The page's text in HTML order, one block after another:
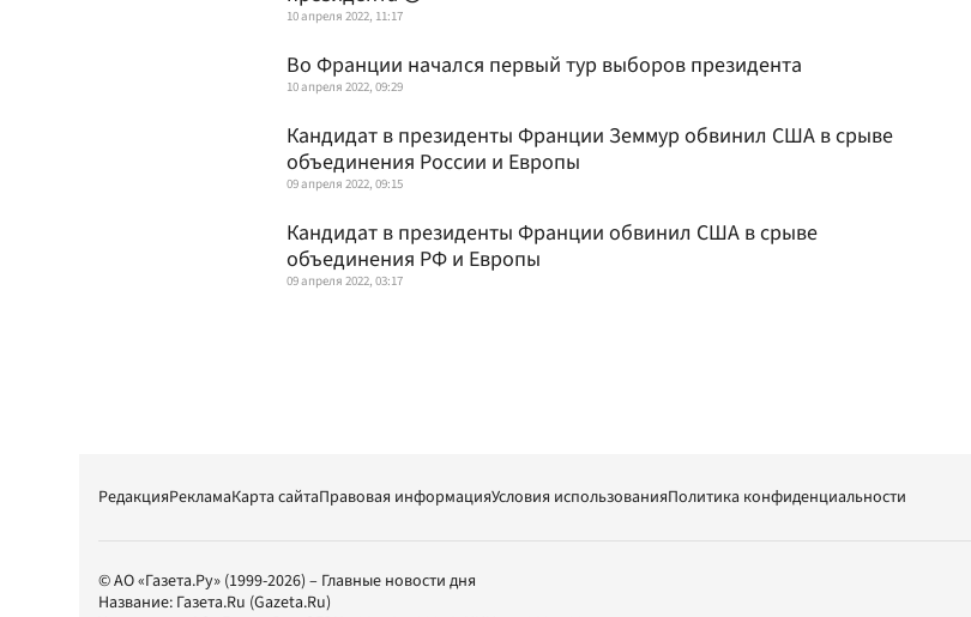
10 апреля 2022, 11:17
Во Франции начался первый тур выборов президента
10 апреля 2022, 09:29
Кандидат в президенты Франции Земмур обвинил США в срыве
объединения России и Европы
09 апреля 2022, 09:15
Кандидат в президенты Франции обвинил США в срыве
объединения РФ и Европы
09 апреля 2022, 03:17
РедакцияРекламаКарта сайтаПравовая информацияУсловия использованияПолитика конфиденциальности
© АО «Газета.Ру» (1999-2026) – Главные новости дня
Название: Газета.Ru (Gazeta.Ru)